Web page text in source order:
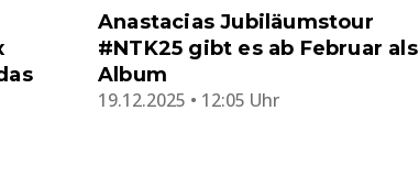
Anastacias Jubiläumstour
#NTK25 gibt es ab Februar als
Album
19.12.2025 • 12:05 Uhr